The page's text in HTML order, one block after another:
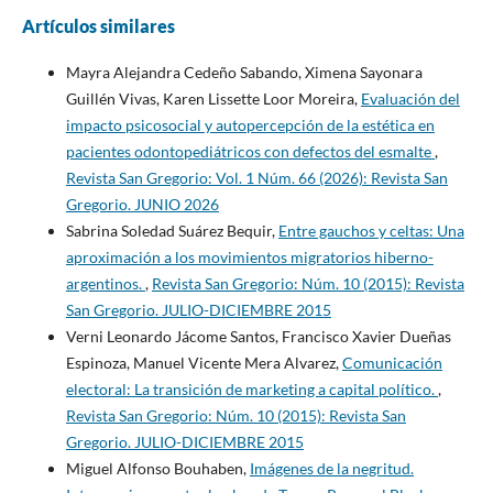
Artículos similares
Mayra Alejandra Cedeño Sabando, Ximena Sayonara
Guillén Vivas, Karen Lissette Loor Moreira, Evaluación del
impacto psicosocial y autopercepción de la estética en
pacientes odontopediátricos con defectos del esmalte,
Revista San Gregorio: Vol. 1 Núm. 66 (2026): Revista San
Gregorio. JUNIO 2026
Sabrina Soledad Suárez Bequir, Entre gauchos y celtas: Una
aproximación a los movimientos migratorios hiberno-
argentinos., Revista San Gregorio: Núm. 10 (2015): Revista
San Gregorio. JULIO-DICIEMBRE 2015
Verni Leonardo Jácome Santos, Francisco Xavier Dueñas
Espinoza, Manuel Vicente Mera Alvarez,Comunicación
electoral: La transición de marketing a capital político.,
Revista San Gregorio: Núm. 10 (2015): Revista San
Gregorio. JULIO-DICIEMBRE 2015
Miguel Alfonso Bouhaben, Imágenes de la negritud.